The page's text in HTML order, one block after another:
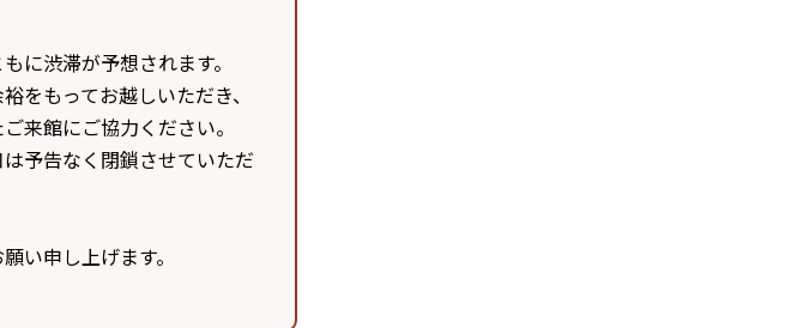
に渋滞が予想されます。
をもってお越しいただき、
来館にご協力ください。
予告なく閉鎖させていただ
い申し上げます。